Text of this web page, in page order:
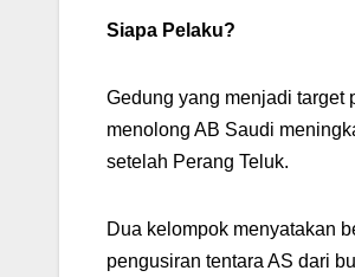
Siapa Pelaku?
Gedung yang menjadi target
menolong AB Saudi
setelah Perang Teluk.
Dua kelompok menyatakan
pengusiran tentara AS dari